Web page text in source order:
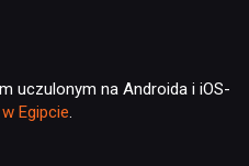
uczulonym na Androida i iOS-
Egipcie.